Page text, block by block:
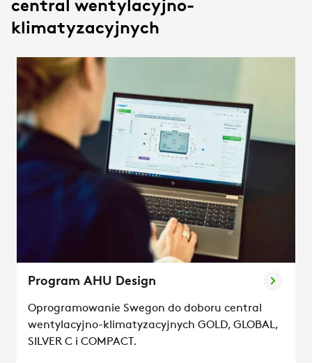
central wentylacyjno-
klimatyzacyjnych
Program AHU Design
Oprogramowanie Swegon do doboru central
wentylacyjno-klimatyzacyjnych GOLD, GLOBAL,
SILVER C i COMPACT.